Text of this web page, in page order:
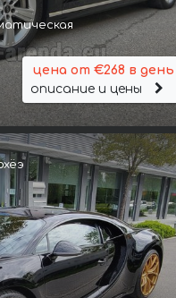
цена от €268 в день
описание и цены